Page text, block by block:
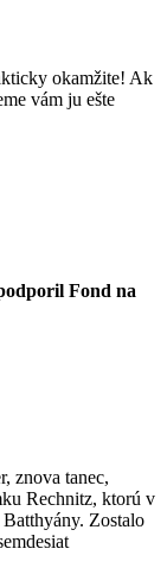
okamžite! Ak
vám ju ešte
Fond na
znova tanec,
Rechnitz, ktorú v
Zostalo